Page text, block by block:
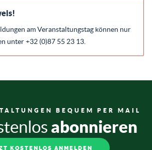
am Veranstaltungstag können nur
unter +32 (0)87 55 23 13.
BEQUEM PER MAIL
abonnieren
KOSTENLOS ANMELDEN